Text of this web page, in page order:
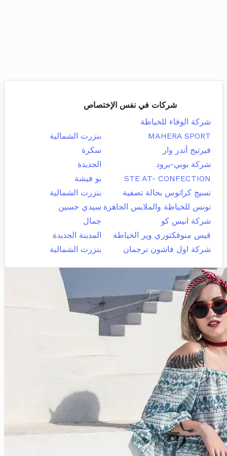
شركات في نفس الإختصاص
شركة الوفاء للخياطة
MAHERA SPORT
بنزرت الشمالية
فيرتيج أندر وار
سكرة
شركة بوبي-برود
الجديدة
STE AT- CONFECTION
بو فيشة
نسيج كراتوس بحالة تصفية
بنزرت الشمالية
تونس للخياطة والملابس الجاهزة سيدي حسين
شركة انيس كو
جمال
قيس منوفكتوري وير الخياطة
المدينة الجديدة
شركة اول فاشون ترجمان
بنزرت الشمالية